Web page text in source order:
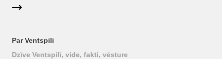
Par Ventspili
Dzīve Ventspilī, vide, fakti, vēsture